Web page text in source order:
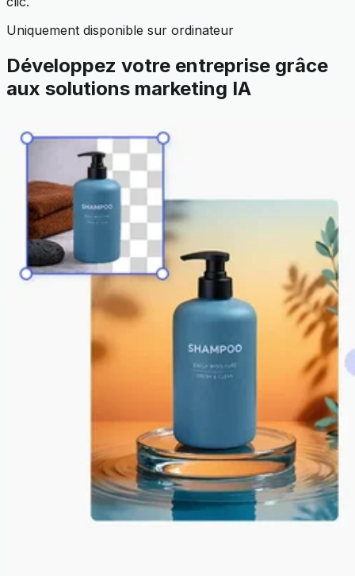
Uniquement disponible sur ordinateur
Développez votre entreprise grâce
aux solutions marketing IA